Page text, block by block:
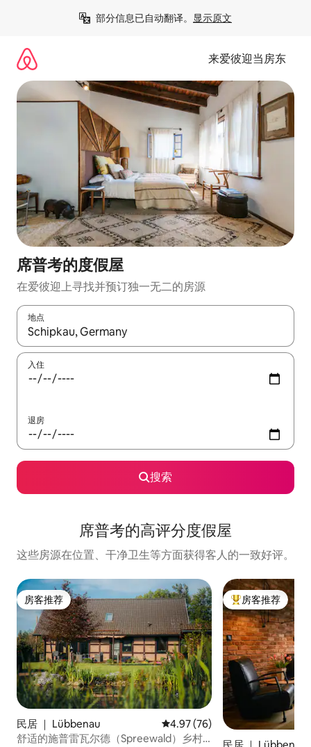
部分信息已自动翻译。 显示原文
来爱彼迎当房东
席普考的度假屋
在爱彼迎上寻找并预订独一无二的房源
地点
如有搜索结果，请使用上下方向键查看，或通过点击或滑动手势
入住
退房
搜索
席普考的高评分度假屋
这些房源在位置、干净卫生等方面获得客人的一致好评。
房客推荐
房客推荐
民居 ｜ Lübbenau 平均评分 4.97 分（满分 5 分）
4.97 (76)
舒适的施普雷瓦尔德（Spreewald）乡村
热门「房客推荐」
房客推荐